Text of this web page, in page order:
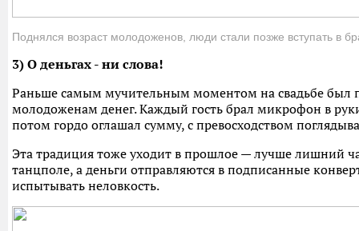
Поднялся возраст молодоженов, люди стали позже вступать в
3) О деньгах - ни слова!
Раньше самым мучительным моментом на свадьбе был
молодоженам денег. Каждый гость брал микрофон в
потом гордо оглашал сумму, с превосходством
Эта традиция тоже уходит в прошлое — лучше лишний
танцполе, а деньги отправляются в подписанные
испытывать неловкость.